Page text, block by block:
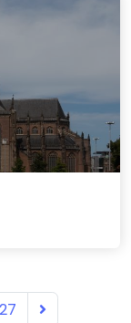
27